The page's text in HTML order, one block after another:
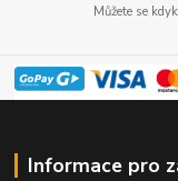
Můžete se
Informace pro